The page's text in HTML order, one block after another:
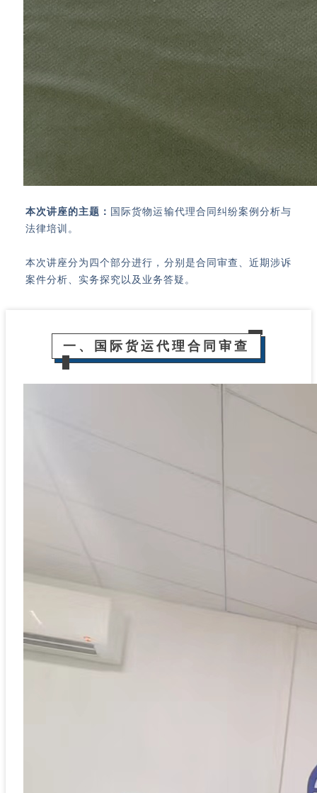
本次讲座的主题： 国际货物运输代理合同纠纷案例分析与
法律培训。
本次讲座分为四个部分进行，分别是合同审查、近期涉诉
案件分析、实务探究以及业务答疑。
一、国际货运代理合同审查